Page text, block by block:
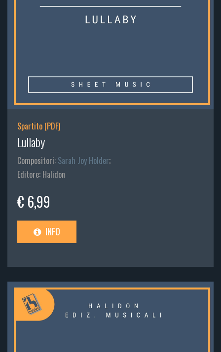
Spartito (PDF)
Lullaby
Compositori: Sarah Joy Holder;
Editore: Halidon
€ 6,99
INFO